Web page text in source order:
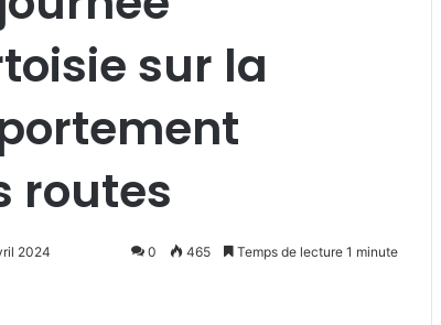
sur la
routes
2024 0 465 Temps de lecture 1 minute